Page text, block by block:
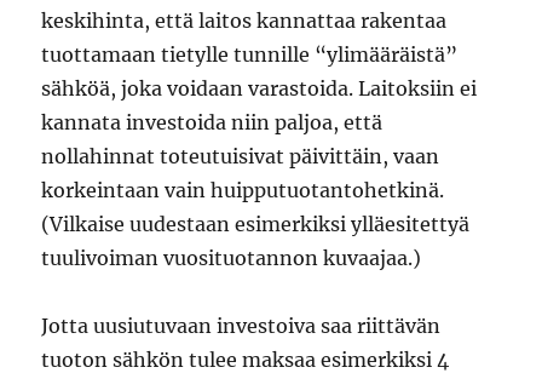
keskihinta, että laitos kannattaa rakentaa
tuottamaan tietylle tunnille “ylimääräistä”
sähköä, joka voidaan varastoida. Laitoksiin ei
kannata investoida niin paljoa, että
nollahinnat toteutuisivat päivittäin, vaan
korkeintaan vain huipputuotantohetkinä.
(Vilkaise uudestaan esimerkiksi ylläesitettyä
tuulivoiman vuosituotannon kuvaajaa.)
Jotta uusiutuvaan investoiva saa riittävän
tuoton sähkön tulee maksaa esimerkiksi 4